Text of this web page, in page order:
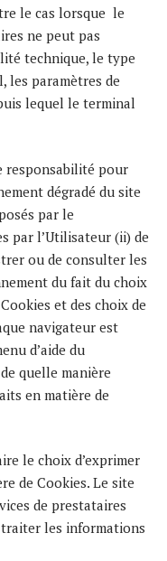
le cas lorsque le
ne peut pas
technique, le type
les paramètres de
lequel le terminal
responsabilité pour
dégradé du site
par le
par l’Utilisateur (ii) de
ou de consulter les
du fait du choix
et des choix de
navigateur est
d’aide du
quelle manière
en matière de
le choix d’exprimer
de Cookies. Le site
de prestataires
les informations